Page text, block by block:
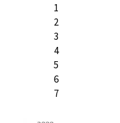
1
2
3
4
5
6
7